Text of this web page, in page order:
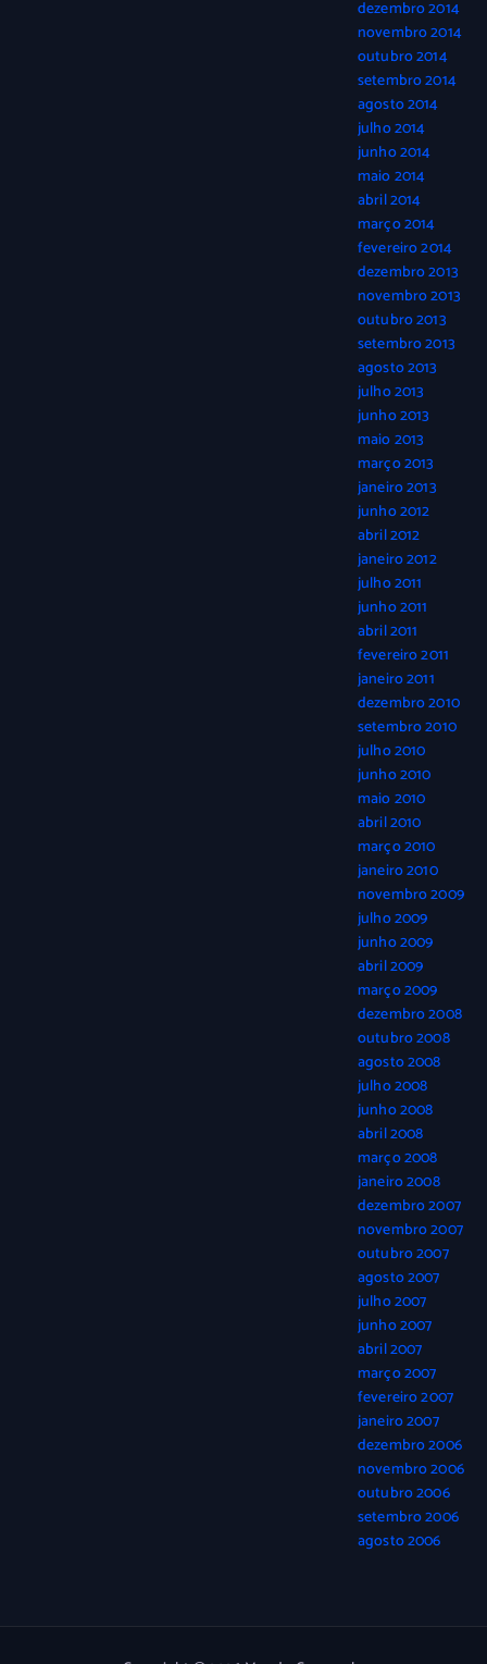
dezembro 2014
novembro 2014
outubro 2014
setembro 2014
agosto 2014
julho 2014
junho 2014
maio 2014
abril 2014
março 2014
fevereiro 2014
dezembro 2013
novembro 2013
outubro 2013
setembro 2013
agosto 2013
julho 2013
junho 2013
maio 2013
março 2013
janeiro 2013
junho 2012
abril 2012
janeiro 2012
julho 2011
junho 2011
abril 2011
fevereiro 2011
janeiro 2011
dezembro 2010
setembro 2010
julho 2010
junho 2010
maio 2010
abril 2010
março 2010
janeiro 2010
novembro 2009
julho 2009
junho 2009
abril 2009
março 2009
dezembro 2008
outubro 2008
agosto 2008
julho 2008
junho 2008
abril 2008
março 2008
janeiro 2008
dezembro 2007
novembro 2007
outubro 2007
agosto 2007
julho 2007
junho 2007
abril 2007
março 2007
fevereiro 2007
janeiro 2007
dezembro 2006
novembro 2006
outubro 2006
setembro 2006
agosto 2006